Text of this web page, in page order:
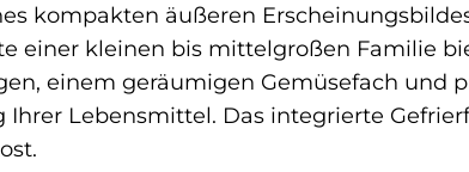
kompakten äußeren
einer kleinen bis mittelgroßen Familie
einem geräumigen Gemüsefach und
Ihrer Lebensmittel. Das integrierte